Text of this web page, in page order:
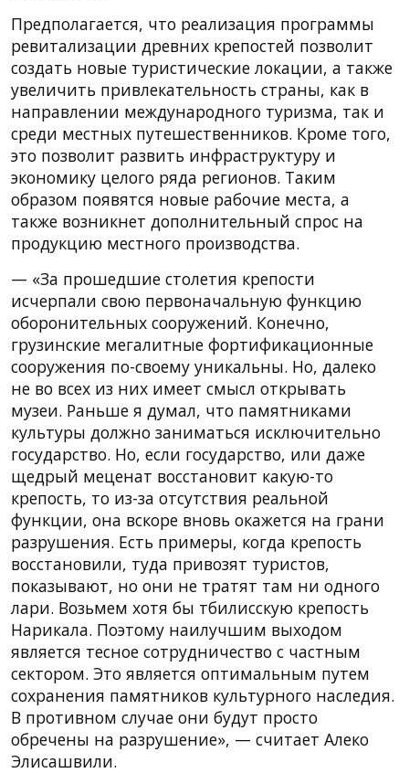
Предполагается, что реализация программы
ревитализации древних крепостей позволит
создать новые туристические локации, а также
увеличить привлекательность страны, как в
направлении международного туризма, так и
среди местных путешественников. Кроме того,
это позволит развить инфраструктуру и
экономику целого ряда регионов. Таким
образом появятся новые рабочие места, а
также возникнет дополнительный спрос на
продукцию местного производства.
— «За прошедшие столетия крепости
исчерпали свою первоначальную функцию
оборонительных сооружений. Конечно,
грузинские мегалитные фортификационные
сооружения по-своему уникальны. Но, далеко
не во всех из них имеет смысл открывать
музеи. Раньше я думал, что памятниками
культуры должно заниматься исключительно
государство. Но, если государство, или даже
щедрый меценат восстановит какую-то
крепость, то из-за отсутствия реальной
функции, она вскоре вновь окажется на грани
разрушения. Есть примеры, когда крепость
восстановили, туда привозят туристов,
показывают, но они не тратят там ни одного
лари. Возьмем хотя бы тбилисскую крепость
Нарикала. Поэтому наилучшим выходом
является тесное сотрудничество с частным
сектором. Это является оптимальным путем
сохранения памятников культурного наследия.
В противном случае они будут просто
обречены на разрушение», — считает Алеко
Элисашвили.